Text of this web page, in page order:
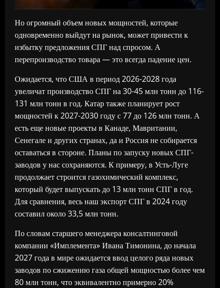
Но огромный объем новых мощностей, которые
одновременно выйдут на рынок, может привести к
избытку предложения СПГ над спросом. А
перепроизводство товара — это всегда падение цен.
Ожидается, что США в период 2026-2028 года
увеличат производство СПГ на 30-45 млн тонн до 116-
131 млн тонн в год. Катар также планирует рост
мощностей к 2027-2030 году с 77 до 126 млн тонн. А
есть еще новые проекты в Канаде, Мавритании,
Сенегале и других странах, да и Россия не собирается
оставаться в стороне. Планы по запуску новых СПГ-
заводов у нас сохраняются. К примеру, в Усть-Луге
продолжает строится газохимический комплекс,
который будет выпускать до 13 млн тонн СПГ в год.
Для сравнения, весь наш экспорт СПГ в 2024 году
составил около 33,5 млн тонн.
По словам старшего менеджера консалтинговой
компании «Имплемента» Ивана Тимонина, до начала
2027 года в мире ожидается ввод целого ряда новых
заводов по сжижению газа общей мощностью более чем
80 млн тонн, что эквивалентно примерно 20%